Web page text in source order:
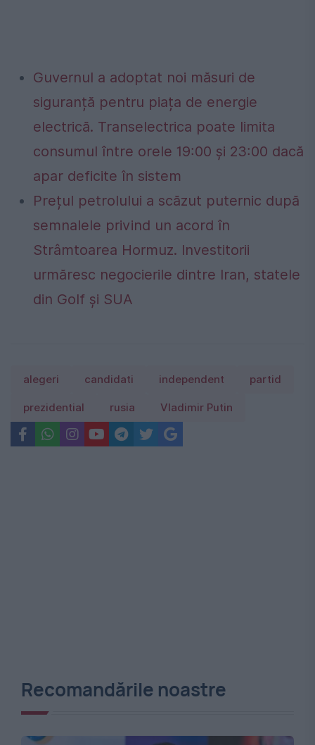
Guvernul a adoptat noi măsuri de
siguranță pentru piața de energie
electrică. Transelectrica poate limita
consumul între orele 19:00 și 23:00 dacă
apar deficite în sistem
Prețul petrolului a scăzut puternic după
semnalele privind un acord în
Strâmtoarea Hormuz. Investitorii
urmăresc negocierile dintre Iran, statele
din Golf și SUA
alegeri candidati independent partid
prezidential rusia Vladimir Putin
Recomandările noastre